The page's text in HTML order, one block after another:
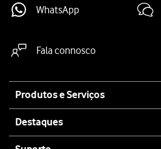
WhatsApp
Fala connosco
map
Produtos e Serviços
Destaques